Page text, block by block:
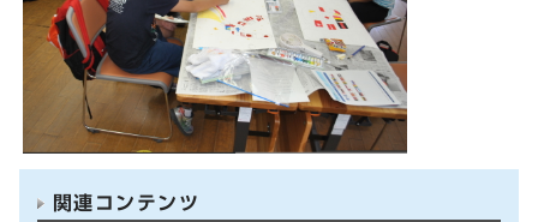
関連コンテンツ